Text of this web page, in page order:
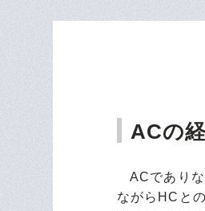
ACの
ACでありな
ながらHCと